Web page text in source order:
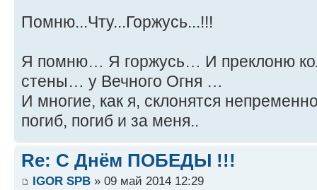
Помню...Чту...Горжусь...!!!
Я помню… Я горжусь… И преклоню
стены… у Вечного Огня …
И многие, как я, склонятся
погиб, погиб и за меня..
Re: С Днём ПОБЕДЫ !!!
IGOR SPB » 09 май 2014 12:29